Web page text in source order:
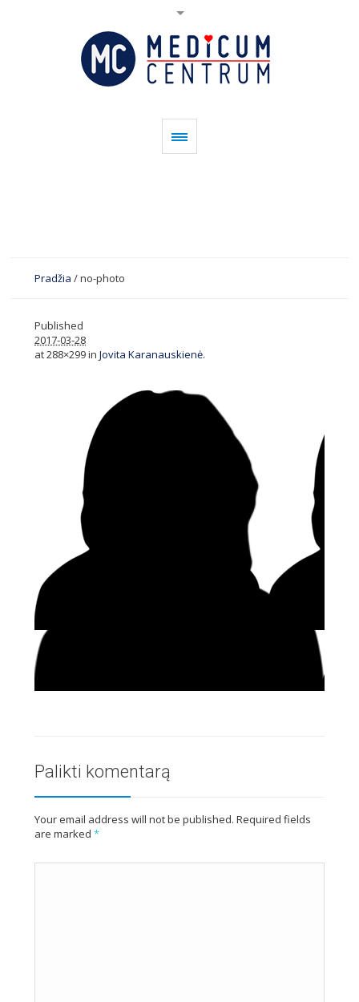
Pradžia /no-photo
Published
2017-03-28
at 288×299 inJovita Karanauskienė.
Palikti komentarą
Your email address will not be published. Required fields
are marked*